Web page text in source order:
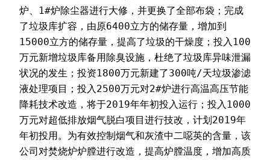
炉、1#炉除尘器进行大修，并更换了全部布袋；完成
了垃圾库扩容，由原6400立方的储存量，增加到
15000立方的储存量，提高了垃圾的干燥度；投入100
万元新增垃圾库备用除臭设施，杜绝了垃圾库异味泄漏
状况的发生；投资1800万元新建了300吨/天垃圾渗滤
液处理项目；投入2500万元对2#炉进行高温高压节能
降耗技术改造，将于2019年年初投入运行；投入1000
万元对超低排放烟气脱白项目进行技改，计划2019年
年初投用。为有效控制烟气和灰渣中二噁英的含量，该
公司对焚烧炉炉膛进行改造，提高炉膛温度，增加高质